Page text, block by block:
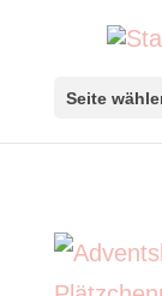
Seite